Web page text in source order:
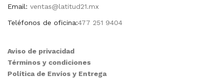
Email: ventas@latitud21.mx
Teléfonos de oficina:477 251 9404
Aviso de privacidad
Términos y condiciones
Política de Envíos y Entrega